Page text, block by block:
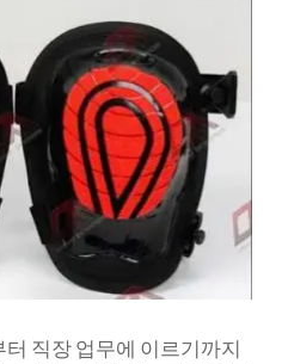
직장 업무에 이르기까지